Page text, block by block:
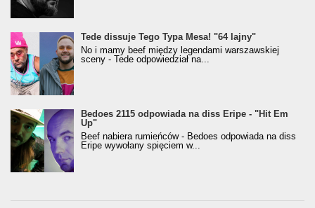
Tede dissuje Tego Typa Mesa! "64 lajny"
No i mamy beef między legendami warszawskiej
sceny - Tede odpowiedział na...
Bedoes 2115 odpowiada na diss Eripe - "Hit Em
Up"
Beef nabiera rumieńców - Bedoes odpowiada na diss
Eripe wywołany spięciem w...